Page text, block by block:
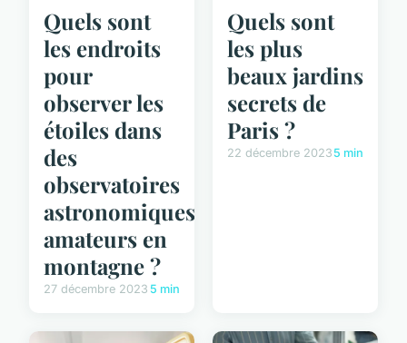
Quels sont
les endroits
pour
observer les
étoiles dans
des
observatoires
astronomiques
amateurs en
montagne ?
27 décembre 2023 5 min
Quels sont
les plus
beaux jardins
secrets de
Paris ?
22 décembre 2023 5 min